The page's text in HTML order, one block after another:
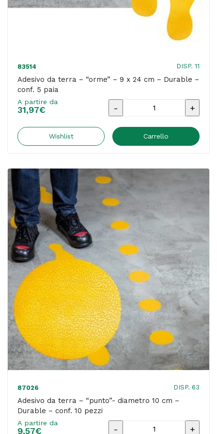
conf.
83514 DISP. 11
Adesivo da terra – “orme” – 9 x 24 cm – Durable –
conf. 5 paia
A partire da
31,97€
Adesivo
terra
-
9
x
24
Durable
-
conf.
5
paia
quantità
Wishlist Carrello
87026 DISP. 63
Adesivo da terra – “punto”- diametro 10 cm –
Durable – conf. 10 pezzi
A partire da
9,57€
Adesivo